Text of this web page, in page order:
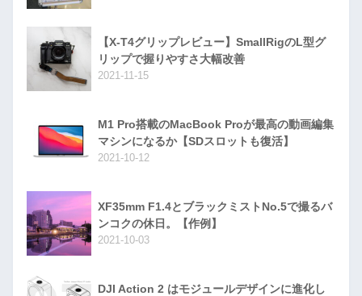
【X-T4グリップレビュー】SmallRigのL型グ
リップで握りやすさ大幅改善
2021-11-15
M1 Pro搭載のMacBook Proが最高の動画編集
マシンになるか【SDスロットも復活】
2021-10-12
XF35mm F1.4とブラックミストNo.5で撮るバ
ンコクの休日。【作例】
2021-10-03
DJI Action 2 はモジュールデザインに進化し